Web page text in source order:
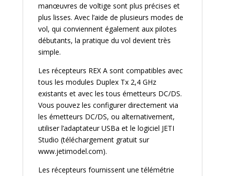
manœuvres de voltige sont plus précises et
plus lisses. Avec l’aide de plusieurs modes de
vol, qui conviennent également aux pilotes
débutants, la pratique du vol devient très
simple.
Les récepteurs REX A sont compatibles avec
tous les modules Duplex Tx 2,4 GHz
existants et avec les tous émetteurs DC/DS.
Vous pouvez les configurer directement via
les émetteurs DC/DS, ou alternativement,
utiliser l’adaptateur USBa et le logiciel JETI
Studio (téléchargement gratuit sur
www.jetimodel.com).
Les récepteurs fournissent une télémétrie